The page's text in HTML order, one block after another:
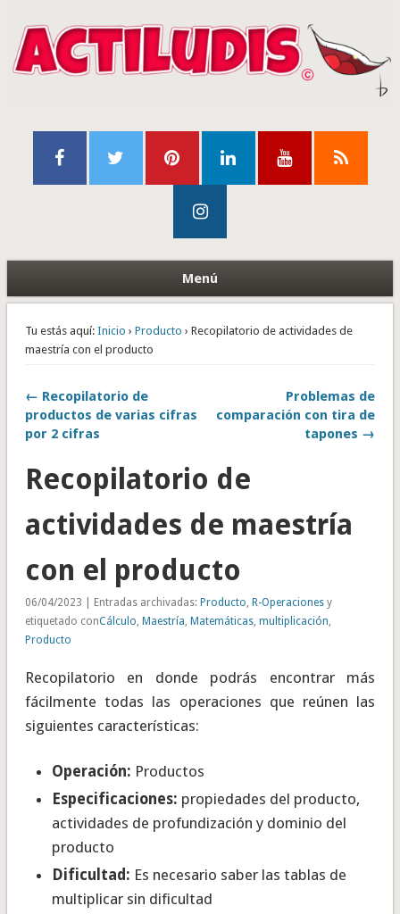
Menú
Tu estás aquí: Inicio › Producto › Recopilatorio de actividades de
maestría con el producto
← Recopilatorio de
productos de varias cifras
por 2 cifras
Problemas de
comparación con tira de
tapones →
Recopilatorio de
actividades de maestría
con el producto
06/04/2023 | Entradas archivadas: Producto, R-Operacionesy
etiquetado conCálculo, Maestría, Matemáticas, multiplicación,
Producto
Recopilatorio en donde podrás encontrar más
fácilmente todas las operaciones que reúnen las
siguientes características:
Operación: Productos
Especificaciones: propiedades del producto,
actividades de profundización y dominio del
producto
Dificultad: Es necesario saber las tablas de
multiplicar sin dificultad